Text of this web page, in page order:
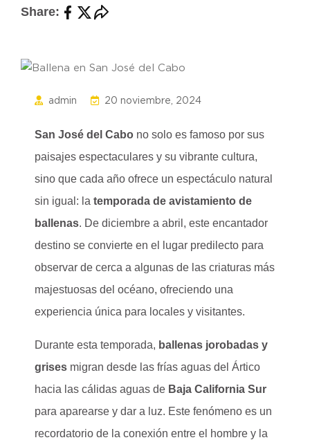
Share:
admin 20 noviembre, 2024
San José del Cabo no solo es famoso por sus
paisajes espectaculares y su vibrante cultura,
sino que cada año ofrece un espectáculo natural
sin igual: la temporada de avistamiento de
ballenas. De diciembre a abril, este encantador
destino se convierte en el lugar predilecto para
observar de cerca a algunas de las criaturas más
majestuosas del océano, ofreciendo una
experiencia única para locales y visitantes.
Durante esta temporada, ballenas jorobadas y
grises migran desde las frías aguas del Ártico
hacia las cálidas aguas de Baja California Sur
para aparearse y dar a luz. Este fenómeno es un
recordatorio de la conexión entre el hombre y la